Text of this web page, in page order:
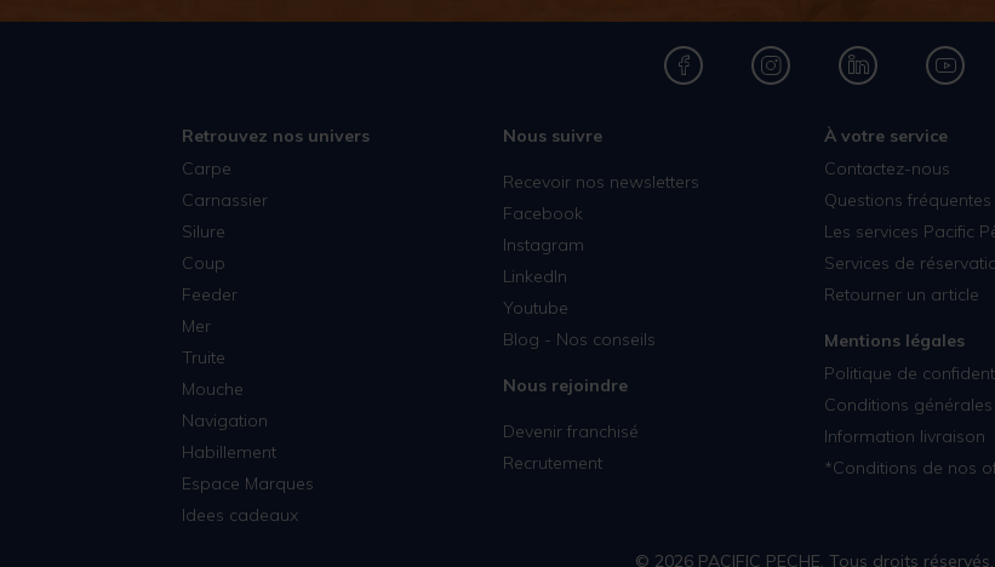
Retrouvez nos univers
Carpe
Carnassier
Silure
Coup
Feeder
Mer
Truite
Mouche
Navigation
Habillement
Espace Marques
Idees cadeaux
Nous suivre
Recevoir nos newsletters
Facebook
Instagram
LinkedIn
Youtube
Blog - Nos conseils
Nous rejoindre
Devenir franchisé
Recrutement
À votre service
Contactez-nous
Questions fréquentes
Les services Pacific
Services de
Retourner un article
Mentions légales
Politique de
Conditions
Information livraison
*Conditions de nos
© 2026 PACIFIC PECHE. Tous droits réservés.